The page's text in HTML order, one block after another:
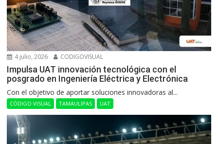
4 julio, 2026 CODIGOVISUAL
Impulsa UAT innovación tecnológica con el
posgrado en Ingeniería Eléctrica y Electrónica
Con el objetivo de aportar soluciones innovadoras al...
CÓDIGO VISUAL TAMAULIPAS UAT